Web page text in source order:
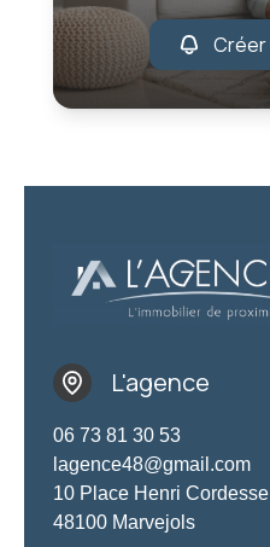
Créer
L'agence
06 73 81 30 53
lagence48@gmail.com
10 Place Henri Cordesse
48100 Marvejols